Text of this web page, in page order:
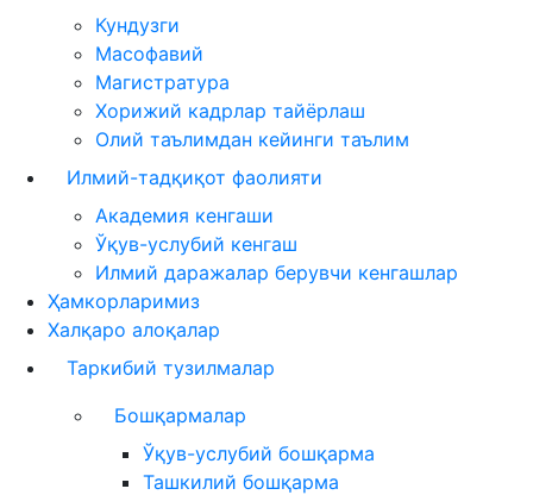
Кундузги
Масофавий
Магистратура
Хорижий кадрлар тайёрлаш
Олий таълимдан кейинги таълим
Илмий-тадқиқот фаолияти
Академия кенгаши
Ўқув-услубий кенгаш
Илмий даражалар берувчи кенгашлар
Ҳамкорларимиз
Халқаро алоқалар
Таркибий тузилмалар
Бошқармалар
Ўқув-услубий бошқарма
Ташкилий бошқарма